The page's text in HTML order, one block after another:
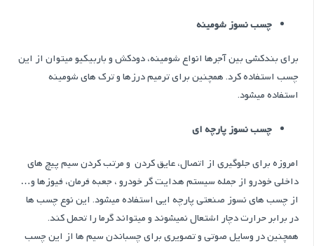
چسب نسوز شومینه
برای بندکشی بین آجرها انواع شومینه، دودکش و باربیکیو میتوان از این
چسب استفاده کرد. همچنین برای ترمیم درزها و ترک های شومینه
استفاده میشود.
چسب نسوز پارچه ای
امروزه برای جلوگیری از اتصال، عایق کردن و مرتب کردن سیم پیچ های
داخلی خودرو از جمله سیستم هدایت گر خودرو ، جعبه فرمان، فیوزها و…
از چسب های نسوز صنعتی پارچه ایی استفاده میشود. این نوع چسب ها
در برابر حرارت دچار اشتعال نمیشوند و میتواند گرما را تحمل کند.
همچنین در وسایل صوتی و تصویری برای چسباندن سیم ها از این چسب